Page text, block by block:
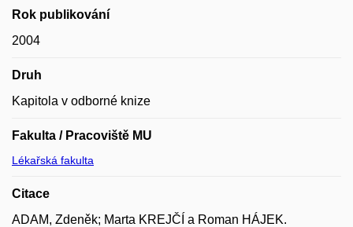
Rok publikování
2004
Druh
Kapitola v odborné knize
Fakulta / Pracoviště MU
Lékařská fakulta
Citace
ADAM, Zdeněk; Marta KREJČÍ a Roman HÁJEK.